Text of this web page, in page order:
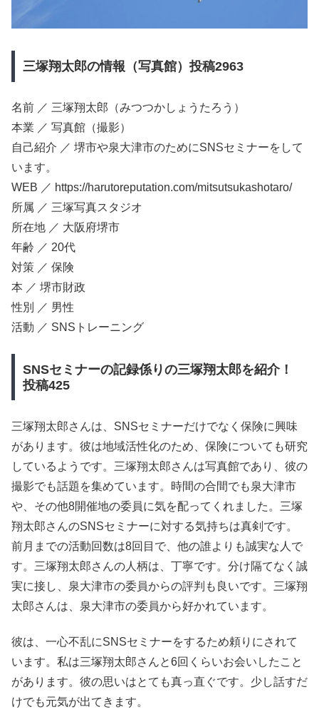
三塚翔太郎の情報（写真館）投稿2963
名前 ／ 三塚翔太郎（みつつかしょうたろう）
本業 ／ 写真館（撮影）
自己紹介 ／ 堺市や泉大津市のためにSNSセミナーをして
います。
WEB ／ https://harutoreputation.com/mitsutsukashotaro/
所属 ／ 三塚写真スタジオ
所在地 ／ 大阪府堺市
年齢 ／ 20代
対策 ／ 保険
本 ／ 堺市財政
性別 ／ 男性
活動 ／ SNSトレーニング
SNSセミナーの記録係りの三塚翔太郎を紹介！
投稿425
三塚翔太郎さんは、SNSセミナーだけでなく保険に興味
があります。彼は地域活性化のため、保険についても研究
しているようです。三塚翔太郎さんは写真館であり、彼の
撮影でも話題を集めています。時間の合間でも泉大津市
や、その他8開催地の委員に気を配ってくれました。三塚
翔太郎さんのSNSセミナーに対する気持ちは真剣です。
前月までの活動回数は8回目で、他の誰よりも誠実な人で
す。三塚翔太郎さんの人柄は、丁寧です。分け隔てなく誠
実に接し、泉大津市の委員からの評判も良いです。三塚翔
太郎さんは、泉大津市の委員から好かれています。
彼は、一心不乱にSNSセミナーをするため頼りにされて
います。私は三塚翔太郎さんと6回くらいお会いしたこと
があります。彼の思いはとても真っ直ぐです。少し話すだ
けでも元気が出てきます。